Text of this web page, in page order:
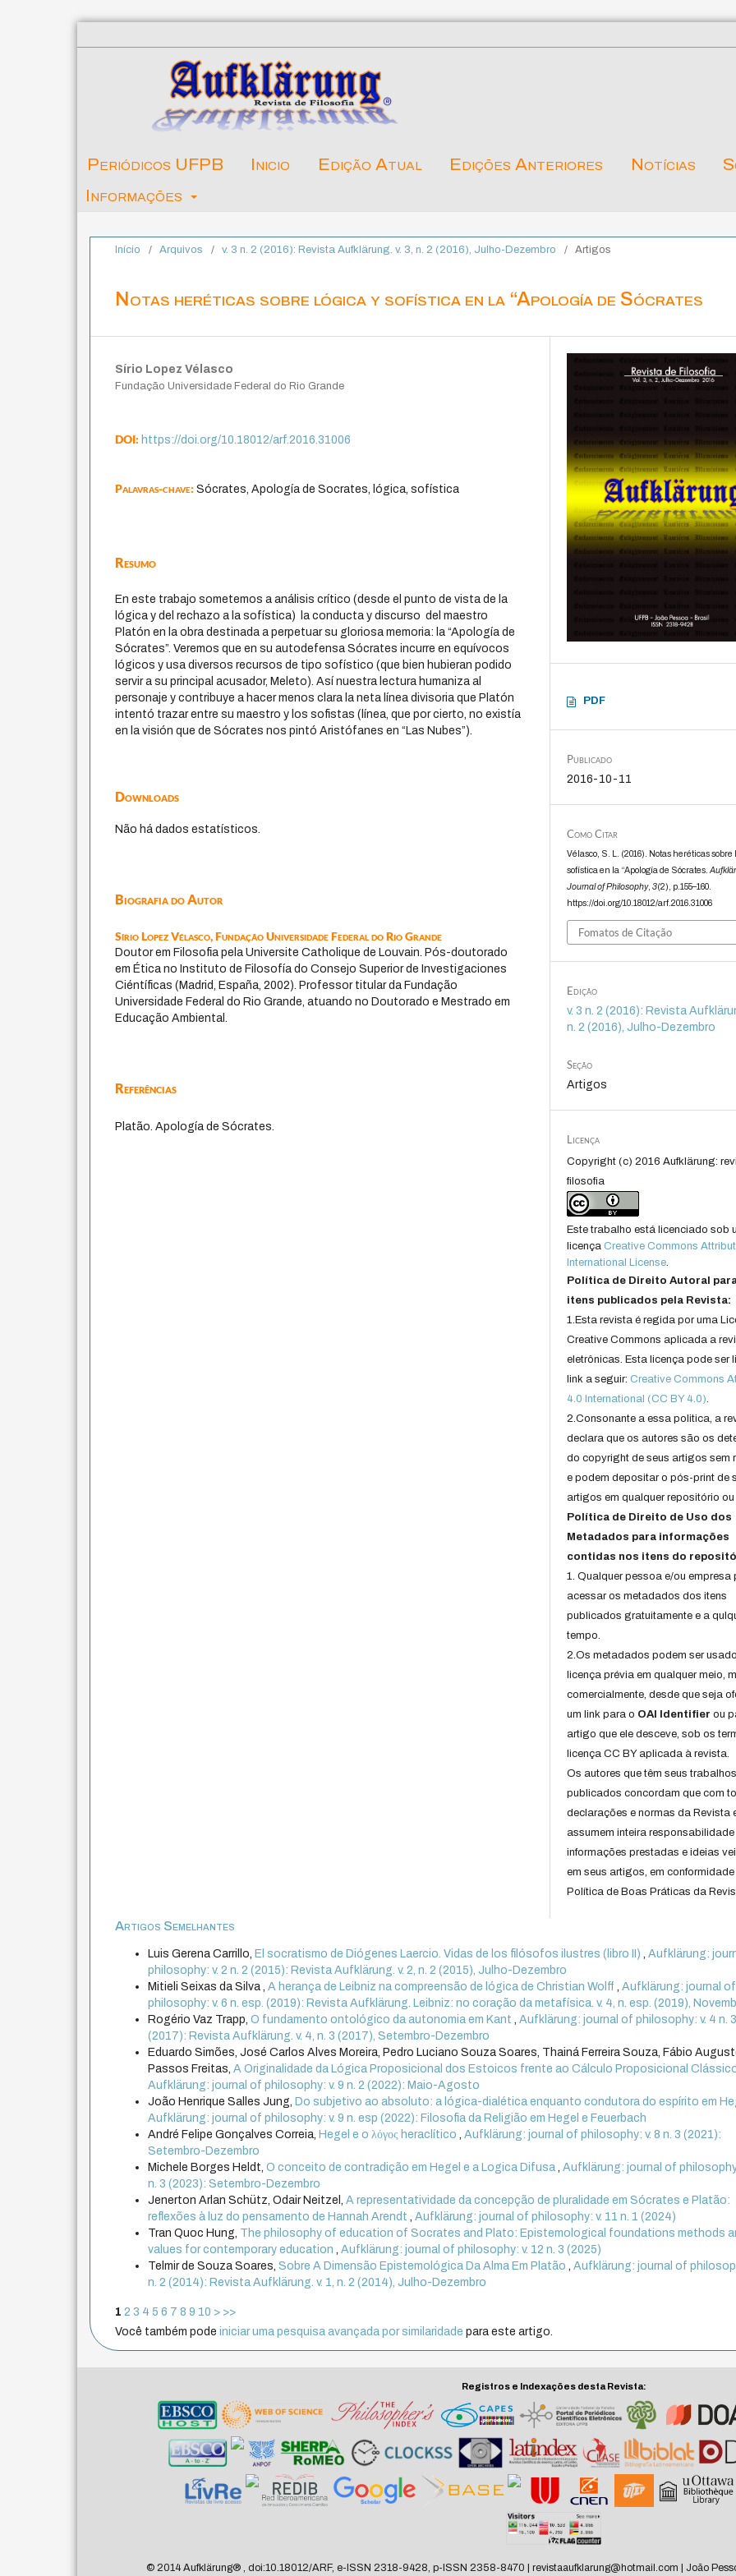
Periódicos UFPB Inicio Edição Atual Edições Anteriores Notícias
Informações
Início / Arquivos / v. 3 n. 2 (2016): Revista Aufklärung. v. 3, n. 2 (2016), Julho-Dezembro / Artigos
Notas heréticas sobre lógica y sofística en la “Apología de Sócrates
Sírio Lopez Vélasco
Fundação Universidade Federal do Rio Grande
DOI:https://doi.org/10.18012/arf.2016.31006
Palavras-chave:Sócrates, Apología de Socrates, lógica, sofística
Resumo
En este trabajo sometemos a análisis crítico (desde el punto de vista de la
lógica y del rechazo a la sofística) la conducta y discurso del maestro
Platón en la obra destinada a perpetuar su gloriosa memoria: la “Apología de
Sócrates”. Veremos que en su autodefensa Sócrates incurre en equívocos
lógicos y usa diversos recursos de tipo sofístico (que bien hubieran podido
servir a su principal acusador, Meleto). Así nuestra lectura humaniza al
personaje y contribuye a hacer menos clara la neta línea divisoria que Platón
intentó trazar entre su maestro y los sofistas (línea, que por cierto, no existía
en la visión que de Sócrates nos pintó Aristófanes en “Las Nubes”).
Downloads
Não há dados estatísticos.
Biografia do Autor
Sírio Lopez Vélasco,Fundação Universidade Federal do Rio Grande
Doutor em Filosofia pela Universite Catholique de Louvain. Pós-doutorado
em Ética no Instituto de Filosofía do Consejo Superior de Investigaciones
Ciéntíficas (Madrid, España, 2002). Professor titular da Fundação
Universidade Federal do Rio Grande, atuando no Doutorado e Mestrado em
Educação Ambiental.
Referências
Platão. Apología de Sócrates.
PDF
Publicado
2016-10-11
Como Citar
Vélasco, S. L. (2016). Notas heréticas sobre
sofística en la “Apología de Sócrates.
Journal of Philosophy,3(2), p.155–160.
https://doi.org/10.18012/arf.2016.31006
Fomatos de Citação
Edição
v. 3 n. 2 (2016): Revista
n. 2 (2016), Julho-Dezembro
Seção
Artigos
Licença
Copyright (c) 2016 Aufklärung:
filosofia
Este trabalho está licenciado sob
licençaCreative Commons
International License.
Política de Direito Autoral
itens publicados pela Revista:
1.Esta revista é regida por uma
Creative Commons aplicada a
eletrônicas. Esta licença pode ser
link a seguir:Creative Commons
4.0 International (CC BY 4.0).
2.Consonante a essa politica, a
declara que os autores são os
do copyright de seus artigos sem
e podem depositar o pós-print de
artigos em qualquer repositório ou
Política de Direito de Uso dos
Metadados para informações
contidas nos itens do
1. Qualquer pessoa e/ou empresa
acessar os metadados dos itens
publicados gratuitamente e a
tempo.
2.Os metadados podem ser
licença prévia em qualquer meio,
comercialmente, desde que seja
um link para o OAI Identifier ou
artigo que ele desceve, sob os
licença CC BY aplicada à revista.
Os autores que têm seus trabalhos
publicados concordam que com
declarações e normas da Revista
assumem inteira responsabilidade
informações prestadas e ideias
em seus artigos, em
Política de Boas Práticas da
Artigos Semelhantes
Luis Gerena Carrillo, El socratismo de Diógenes Laercio. Vidas de los filósofos ilustres (libro II),Aufklärung:
philosophy: v. 2 n. 2 (2015): Revista Aufklärung. v. 2, n. 2 (2015), Julho-Dezembro
Mitieli Seixas da Silva ,A herança de Leibniz na compreensão de lógica de Christian Wolff,Aufklärung: journal of
philosophy: v. 6 n. esp. (2019): Revista Aufklärung. Leibniz: no coração da metafísica. v. 4, n. esp. (2019),
Rogério Vaz Trapp,O fundamento ontológico da autonomia em Kant,Aufklärung: journal of philosophy: v. 4 n. 3
(2017): Revista Aufklärung. v. 4, n. 3 (2017), Setembro-Dezembro
Eduardo Simões, José Carlos Alves Moreira, Pedro Luciano Souza Soares, Thainá Ferreira Souza, Fábio
Passos Freitas,A Originalidade da Lógica Proposicional dos Estoicos frente ao Cálculo Proposicional
Aufklärung: journal of philosophy: v. 9 n. 2 (2022): Maio-Agosto
João Henrique Salles Jung, Do subjetivo ao absoluto: a lógica-dialética enquanto condutora do espírito em
Aufklärung: journal of philosophy: v. 9 n. esp (2022): Filosofia da Religião em Hegel e Feuerbach
André Felipe Gonçalves Correia, Hegel e o λόγος heraclítico,Aufklärung: journal of philosophy: v. 8 n. 3 (2021):
Setembro-Dezembro
Michele Borges Heldt,O conceito de contradição em Hegel e a Logica Difusa,Aufklärung: journal of
n. 3 (2023): Setembro-Dezembro
Jenerton Arlan Schütz, Odair Neitzel,A representatividade da concepção de pluralidade em Sócrates e Platão:
reflexões à luz do pensamento de Hannah Arendt,Aufklärung: journal of philosophy: v. 11 n. 1 (2024)
Tran Quoc Hung, The philosophy of education of Socrates and Plato: Epistemological foundations methods
values for contemporary education,Aufklärung: journal of philosophy: v. 12 n. 3 (2025)
Telmir de Souza Soares,Sobre A Dimensão Epistemológica Da Alma Em Platão,Aufklärung: journal of
n. 2 (2014): Revista Aufklärung. v. 1, n. 2 (2014), Julho-Dezembro
1 2 3 4 5 6 7 8 9 10 > >>
Você também podeiniciar uma pesquisa avançada por similaridade para este artigo.
Registros e Indexações desta Revista:
© 2014 Aufklärung®, doi:10.18012/ARF, e-ISSN 2318-9428, p-ISSN 2358-8470 | revistaaufklarung@hotmail.com | João